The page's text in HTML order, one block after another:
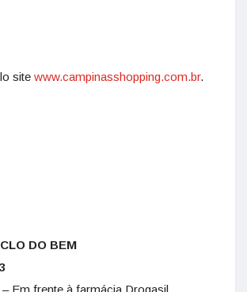
site www.campinasshopping.com.br.
DO BEM
Em frente à farmácia Drogasil